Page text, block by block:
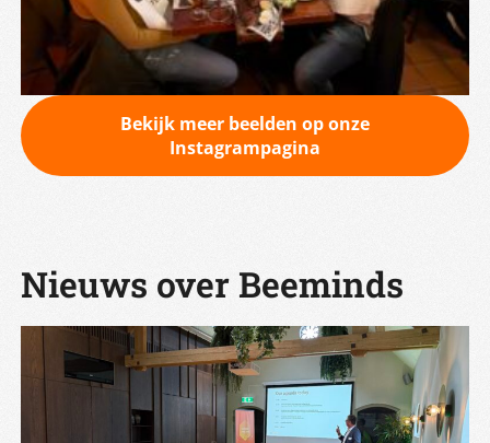
Bekijk meer beelden op onze
Instagrampagina
Nieuws over Beeminds